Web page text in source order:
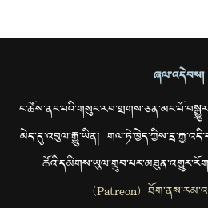
ཞལ་འདེབས།
མེད་དུ་འབུལ་རྒྱུ་ཡིན།
(Patreon)